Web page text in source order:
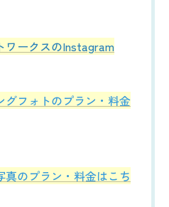
ワークスのInstagram
グフォトのプラン・料金
真のプラン・料金はこち